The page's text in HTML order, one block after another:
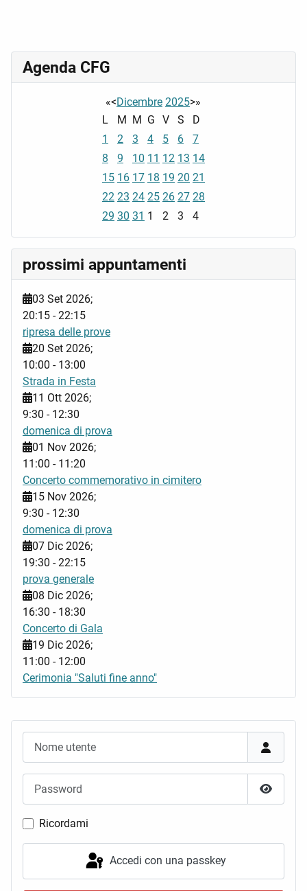
Mostra
Ricordami
Accedi con una passkey
Agenda CFG
«<Dicembre 2025>»
L
M M G V S
D
1
2 3 4 5 6
7
8
9 10 11 12 13 14
15 16 17 18 19 20 21
22 23 24 25 26 27 28
29 30 31 1 2 3 4
prossimi appuntamenti
03 Set 2026;
20:15 -22:15
ripresa delle prove
20 Set 2026;
10:00 - 13:00
Strada in Festa
11 Ott 2026;
9:30 - 12:30
domenica di prova
01 Nov 2026;
11:00 - 11:20
Concerto commemorativo in cimitero
15 Nov 2026;
9:30 - 12:30
domenica di prova
07 Dic 2026;
19:30 -22:15
prova generale
08 Dic 2026;
16:30 - 18:30
Concerto di Gala
19 Dic 2026;
11:00 - 12:00
Cerimonia "Saluti fine anno"